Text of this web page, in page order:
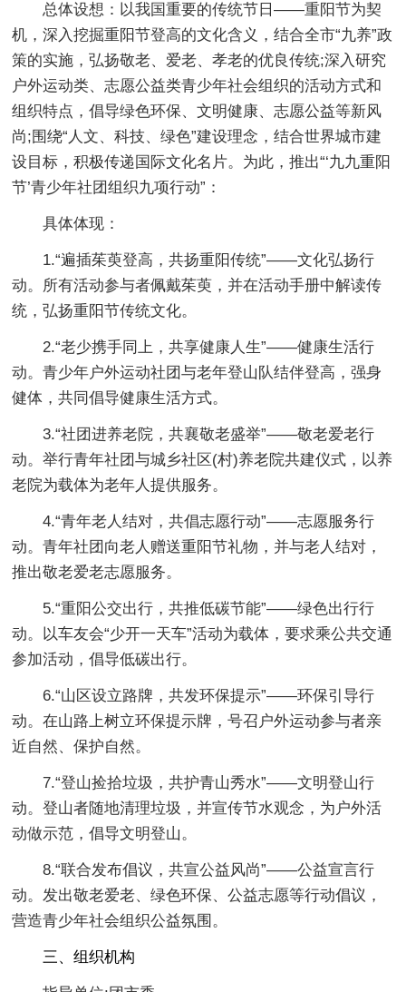
总体设想：以我国重要的传统节日——重阳节为契
机，深入挖掘重阳节登高的文化含义，结合全市“九养”政
策的实施，弘扬敬老、爱老、孝老的优良传统;深入研究
户外运动类、志愿公益类青少年社会组织的活动方式和
组织特点，倡导绿色环保、文明健康、志愿公益等新风
尚;围绕“人文、科技、绿色”建设理念，结合世界城市建
设目标，积极传递国际文化名片。为此，推出“‘九九重阳
节’青少年社团组织九项行动”：
具体体现：
1.“遍插茱萸登高，共扬重阳传统”——文化弘扬行
动。所有活动参与者佩戴茱萸，并在活动手册中解读传
统，弘扬重阳节传统文化。
2.“老少携手同上，共享健康人生”——健康生活行
动。青少年户外运动社团与老年登山队结伴登高，强身
健体，共同倡导健康生活方式。
3.“社团进养老院，共襄敬老盛举”——敬老爱老行
动。举行青年社团与城乡社区(村)养老院共建仪式，以养
老院为载体为老年人提供服务。
4.“青年老人结对，共倡志愿行动”——志愿服务行
动。青年社团向老人赠送重阳节礼物，并与老人结对，
推出敬老爱老志愿服务。
5.“重阳公交出行，共推低碳节能”——绿色出行行
动。以车友会“少开一天车”活动为载体，要求乘公共交通
参加活动，倡导低碳出行。
6.“山区设立路牌，共发环保提示”——环保引导行
动。在山路上树立环保提示牌，号召户外运动参与者亲
近自然、保护自然。
7.“登山捡拾垃圾，共护青山秀水”——文明登山行
动。登山者随地清理垃圾，并宣传节水观念，为户外活
动做示范，倡导文明登山。
8.“联合发布倡议，共宣公益风尚”——公益宣言行
动。发出敬老爱老、绿色环保、公益志愿等行动倡议，
营造青少年社会组织公益氛围。
三、组织机构